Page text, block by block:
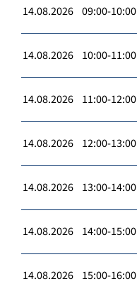
14.08.2026 09:00-10:00
14.08.2026 10:00-11:00
14.08.2026 11:00-12:00
14.08.2026 12:00-13:00
14.08.2026 13:00-14:00
14.08.2026 14:00-15:00
14.08.2026 15:00-16:00